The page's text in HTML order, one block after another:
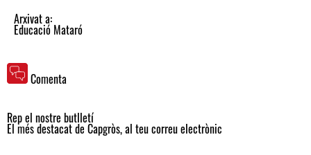
Arxivat a:
Educació Mataró
Comenta
Rep el nostre butlletí
El més destacat de Capgròs, al teu correu electrònic